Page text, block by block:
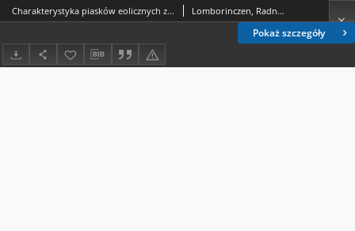
Pokaż szczegóły
Charakterystyka piasków eolicznych z Doliny Jezior i południowego skłonu Changaju (Mongolia) Lomborinczen, Radnagin; Morawski, Jan (1920-1998); Pękala, Kazimierz (1936-2018)